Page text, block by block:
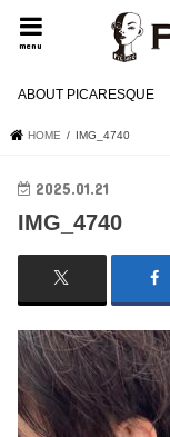
menu
ABOUT PICARESQUE
HOME IMG_4740
2025.01.21
IMG_4740